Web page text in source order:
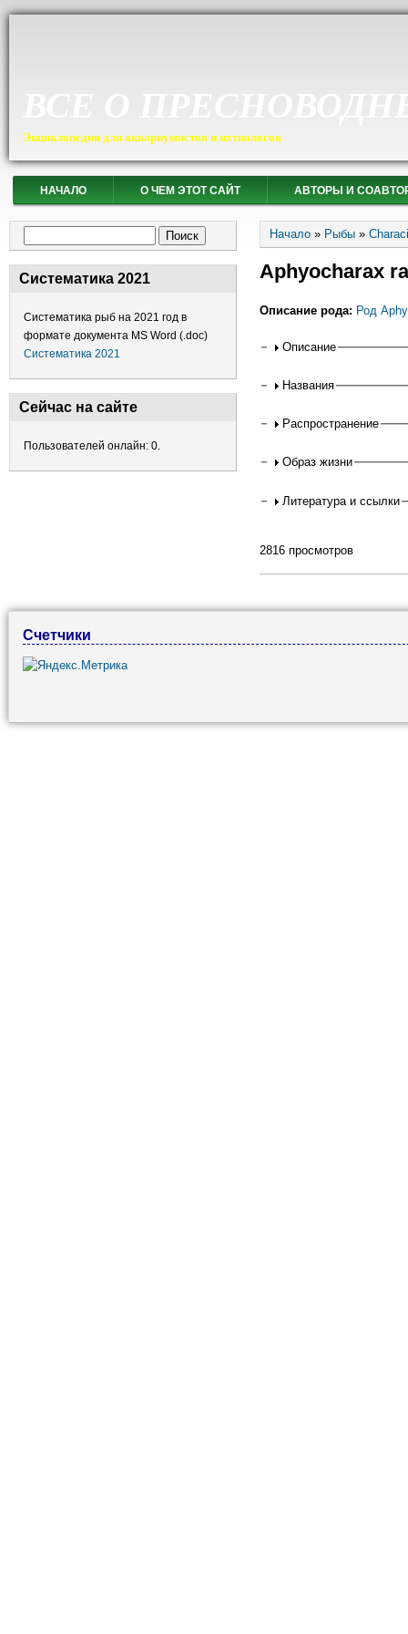
Энциклопедия для аквариумистов и ихтиологов
НАЧАЛО О ЧЕМ ЭТОТ САЙТ АВТОРЫ И
Систематика 2021
Систематика рыб на 2021 год в
формате документа MS Word (.doc)
Систематика 2021
Сейчас на сайте
Пользователей онлайн: 0.
Вы здесь
Начало » Рыбы »
Aphyocharax
Описание рода: Род
Описание
Названия
Распространение
Образ жизни
Литература и ссылки
2816 просмотров
Счетчики